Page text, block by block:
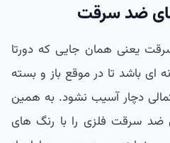
ضد سرقت
یعنی همان جایی که دورتا
ای باشد تا در موقع باز و بسته
دچار آسیب نشود. به همین
سرقت فلزی را با رنگ های